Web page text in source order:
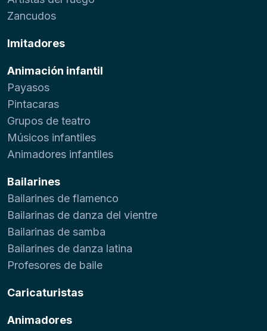
Zancudos
Imitadores
Animación infantil
Payasos
Pintacaras
Grupos de teatro
Músicos infantiles
Animadores infantiles
Bailarines
Bailarines de flamenco
Bailarinas de danza del vientre
Bailarinas de samba
Bailarines de danza latina
Profesores de baile
Caricaturistas
Animadores